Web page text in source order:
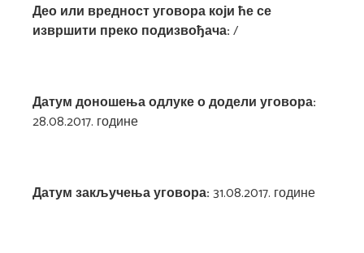
Део или вредност уговора који ће се
извршити преко подизвођача:/
Датум доношења одлуке о додели уговора:
28.08.2017. године
Датум закључења уговора:31.08.2017. године